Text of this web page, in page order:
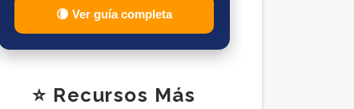
🌘 Ver guía completa
⭐ Recursos Más